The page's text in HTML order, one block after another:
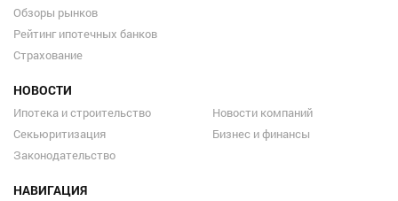
Обзоры рынков
Рейтинг ипотечных банков
Страхование
НОВОСТИ
Ипотека и строительство
Секьюритизация
Законодательство
Новости компаний
Бизнес и финансы
НАВИГАЦИЯ